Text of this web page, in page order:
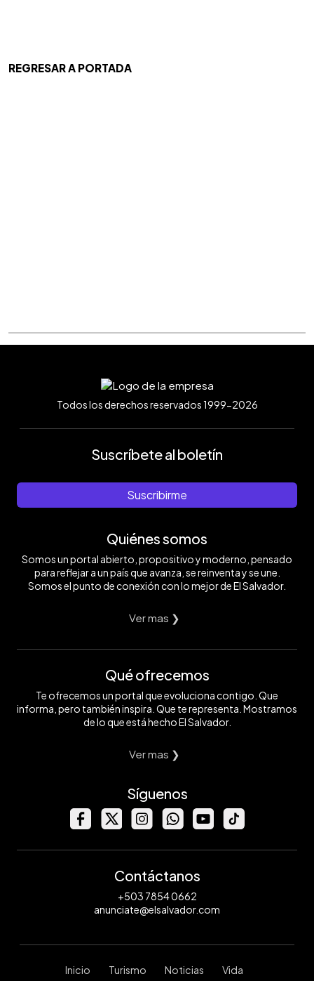
REGRESAR A PORTADA
Todos los derechos reservados 1999-2026
Suscríbete al boletín
Suscribirme
Quiénes somos
Somos un portal abierto, propositivo y moderno, pensado
para reflejar a un país que avanza, se reinventa y se une.
Somos el punto de conexión con lo mejor de El Salvador.
Ver mas ❯
Qué ofrecemos
Te ofrecemos un portal que evoluciona contigo. Que
informa, pero también inspira. Que te representa. Mostramos
de lo que está hecho El Salvador.
Ver mas ❯
Síguenos
Contáctanos
+503 7854 0662
anunciate@elsalvador.com
Inicio Turismo Noticias Vida